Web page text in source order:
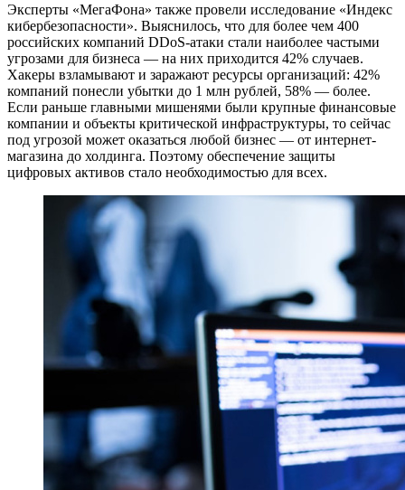
Эксперты «МегаФона» также провели исследование «Индекс
кибербезопасности». Выяснилось, что для более чем 400
российских компаний DDoS-атаки стали наиболее частыми
угрозами для бизнеса — на них приходится 42% случаев.
Хакеры взламывают и заражают ресурсы организаций: 42%
компаний понесли убытки до 1 млн рублей, 58% — более.
Если раньше главными мишенями были крупные финансовые
компании и объекты критической инфраструктуры, то сейчас
под угрозой может оказаться любой бизнес — от интернет-
магазина до холдинга. Поэтому обеспечение защиты
цифровых активов стало необходимостью для всех.